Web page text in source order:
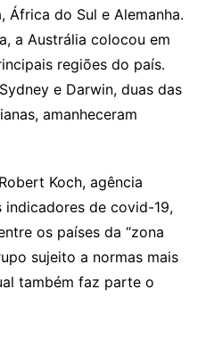
África do Sul e Alemanha.
a Austrália colocou em
regiões do país.
e Darwin, duas das
amanheceram
Koch, agência
de covid-19,
os países da “zona
sujeito a normas mais
também faz parte o